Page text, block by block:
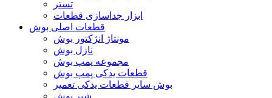
تستر
ابزار جداسازی قطعات
قطعات اصلی بوش
مونتاژ انژکتور بوش
نازل بوش
مجموعه پمپ بوش
قطعات یدکی پمپ بوش
بوش سایر قطعات یدکی تعمیر
شیر بوش